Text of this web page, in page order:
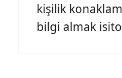
kişilik
bilgi almak